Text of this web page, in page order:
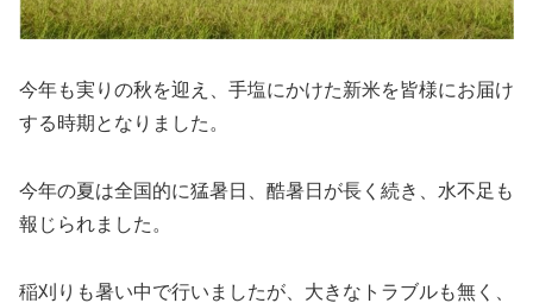
今年も実りの秋を迎え、手塩にかけた新米を皆様にお届け
する時期となりました。
今年の夏は全国的に猛暑日、酷暑日が長く続き、水不足も
報じられました。
稲刈りも暑い中で行いましたが、大きなトラブルも無く、